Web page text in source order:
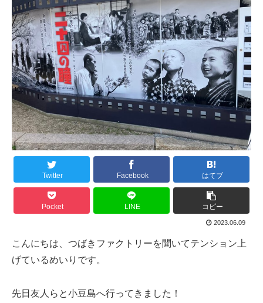
Twitter Facebook はてブ
Pocket LINE コピー
2023.06.09
こんにちは、つばきファクトリーを聞いてテンション上
げているめいりです。
先日友人らと小豆島へ行ってきました！